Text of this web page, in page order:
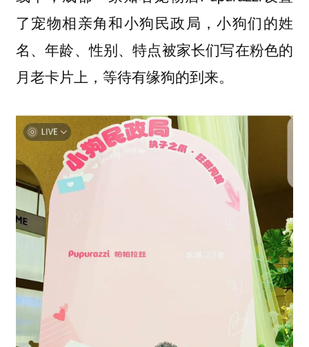
了宠物相亲角和小狗民政局，小狗们的姓
名、年龄、性别、特点被家长们写在粉色的
月老卡片上，等待有缘狗的到来。